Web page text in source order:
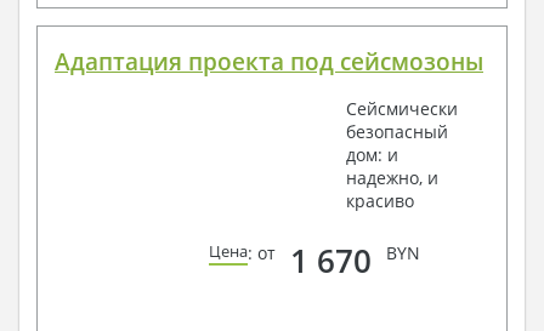
Адаптация проекта под сейсмозоны
Сейсмически
безопасный
дом: и
надежно, и
красиво
Цена: от 1 670 BYN